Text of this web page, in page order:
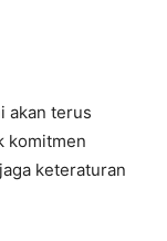
akan terus
komitmen
keteraturan